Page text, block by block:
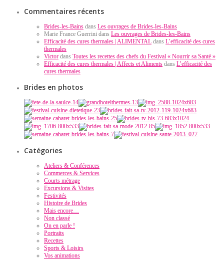
Commentaires récents
Brides-les-Bains dans Les ouvrages de Brides-les-Bains
Marie France Guerrini dans Les ouvrages de Brides-les-Bains
Efficacité des cures thermales | ALIMENTAL dans L’efficacité des cures
thermales
Victor dans Toutes les recettes des chefs du Festival « Nourrir sa Santé »
Efficacité des cures thermales | Affects et Aliments dans L’efficacité des
cures thermales
Brides en photos
Catégories
Ateliers & Conférences
Commerces & Services
Courts métrage
Excursions & Visites
Festivités
Histoire de Brides
Mais encore…
Non classé
On en parle !
Portraits
Recettes
Sports & Loisirs
Vos animations